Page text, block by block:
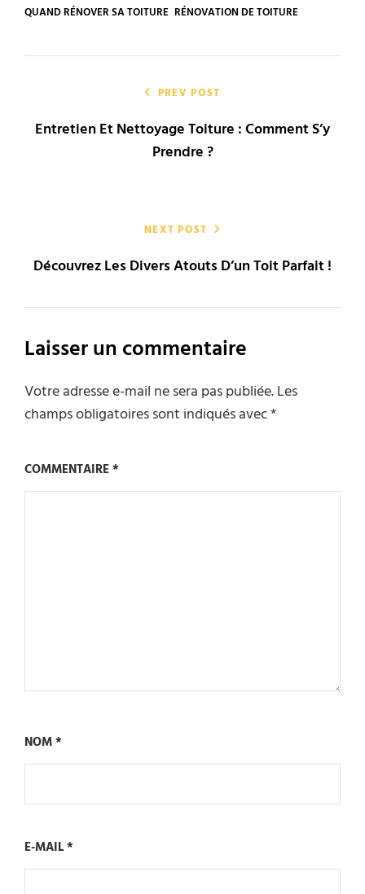
TAGS
QUAND RÉNOVER SA TOITURE RÉNOVATION DE TOITURE
l’article
PREV POST
Entretien Et Nettoyage Toiture : Comment S’y
Prendre ?
NEXT POST
Découvrez Les Divers Atouts D’un Toit Parfait !
Laisser un commentaire
Votre adresse e-mail ne sera pas publiée.Les
champs obligatoires sont indiqués avec*
COMMENTAIRE*
NOM*
E-MAIL*